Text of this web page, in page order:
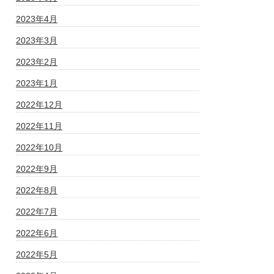
2023年4月
2023年3月
2023年2月
2023年1月
2022年12月
2022年11月
2022年10月
2022年9月
2022年8月
2022年7月
2022年6月
2022年5月